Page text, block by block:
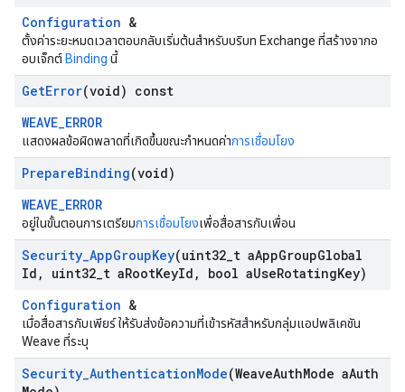
Configuration &
ตั้งค่าระยะหมดเวลาตอบกลับเริ่มต้นสำหรับบริบท Exchange ที่สร้างจากอ
อบเจ็กต์ Binding นี้
GetError(void) const
WEAVE_ERROR
แสดงผลข้อผิดพลาดที่เกิดขึ้นขณะกำหนดค่าการเชื่อมโยง
PrepareBinding(void)
WEAVE_ERROR
อยู่ในขั้นตอนการเตรียมการเชื่อมโยงเพื่อสื่อสารกับเพื่อน
Security_AppGroupKey(uint32 t aAppGroupGlobal
Id , uint32 t aRootKeyId , bool aUseRotatingKey)
Configuration &
เมื่อสื่อสารกับเพียร์ ให้รับส่งข้อความที่เข้ารหัสสำหรับกลุ่มแอปพลิเคชัน
Weave ที่ระบุ
Security_AuthenticationMode(WeaveAuthMode aAuth